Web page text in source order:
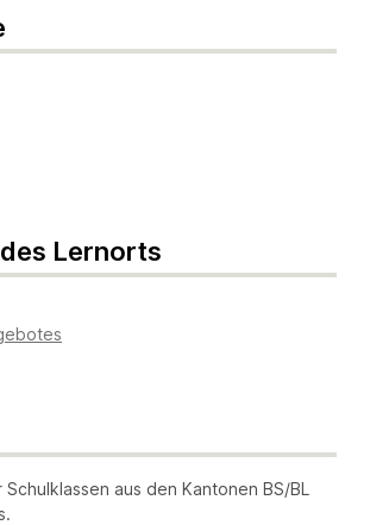
Lernorts
aus den Kantonen BS/BL